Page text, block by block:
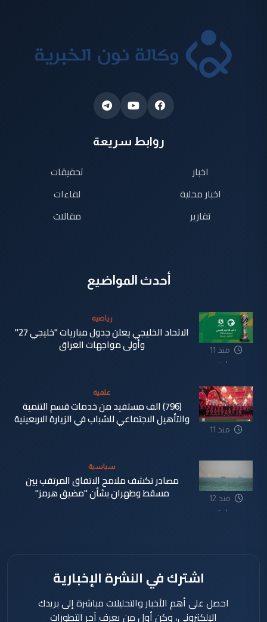
روابط سريعة
اخبار
اخبار محلية
تقارير
تحقيقات
لقاءات
مقالات
أحدث المواضيع
منذ 11
ساعة
رياضية
الاتحاد الخليجي يعلن جدول مباريات "خليجي 27"
وأولى مواجهات العراق
منذ 11
علمية
(796) الف مستفيد من خدمات قسم التنمية
والتأهيل الاجتماعي للشباب في الزيارة الاربعينية
منذ 12
ساعة
سياسية
مصادر تكشف ملامح الاتفاق المرتقب بين
مسقط وطهران بشأن "مضيق هرمز"
اشترك في النشرة الإخبارية
احصل على أهم الأخبار والتحليلات مباشرة إلى بريدك
الإلكتروني، وكن أول من يعرف آخر التطورات